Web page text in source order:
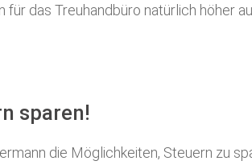
das Treuhandbüro natürlich höher
sparen!
die Möglichkeiten, Steuern zu